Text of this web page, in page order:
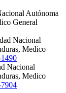
Autónoma
General
Nacional
Medico
Nacional
Medico